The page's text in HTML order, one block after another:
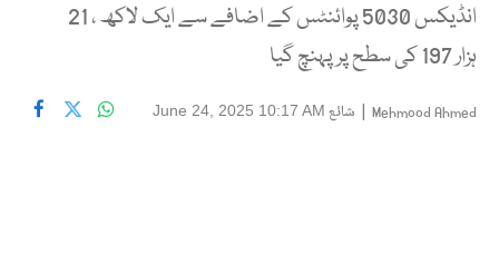
انڈیکس 5030 پوائنٹس کے اضافے سے ایک لاکھ ، 21
ہزار 197 کی سطح پر پہنچ گیا
Mehmood Ahmed
| شائع June 24, 2025 10:17 AM